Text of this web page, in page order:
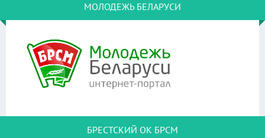
МОЛОДЕЖЬ БЕЛАРУСИ
БРЕСТСКИЙ ОК БРСМ